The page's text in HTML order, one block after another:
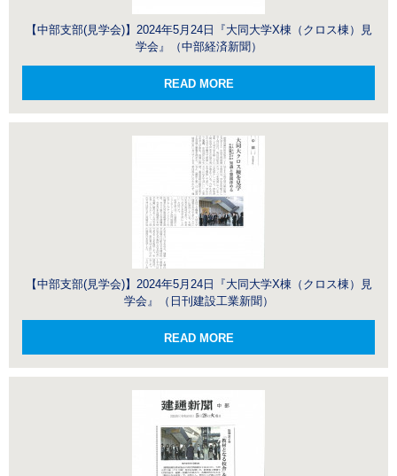
【中部支部(見学会)】2024年5月24日『大同大学X棟（クロス棟）見
学会』（中部経済新聞）
READ MORE
【中部支部(見学会)】2024年5月24日『大同大学X棟（クロス棟）見
学会』（日刊建設工業新聞）
READ MORE